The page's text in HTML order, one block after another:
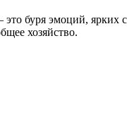
буря эмоций,
хозяйство.